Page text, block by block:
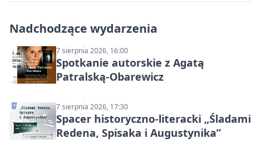
Nadchodzące wydarzenia
7 sierpnia 2026, 16:00
Spotkanie autorskie z Agatą
Patralską-Obarewicz
7 sierpnia 2026, 17:30
Spacer historyczno-literacki „Śladami
Redena, Spisaka i Augustynika”